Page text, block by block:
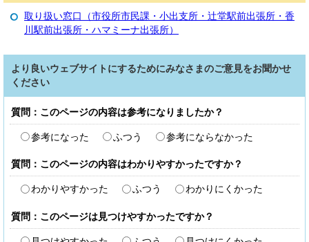
取り扱い窓口（市役所市民課・小出支所・辻堂駅前出張所・香
川駅前出張所・ハマミーナ出張所）
より良いウェブサイトにするためにみなさまのご意見をお聞かせ
ください
質問：このページの内容は参考になりましたか？
参考になった ふつう 参考にならなかった
質問：このページの内容はわかりやすかったですか？
わかりやすかった ふつう わかりにくかった
質問：このページは見つけやすかったですか？